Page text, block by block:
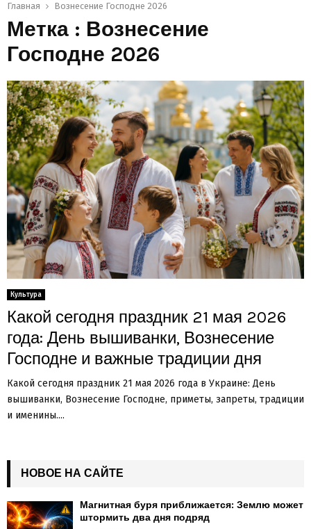
Главная Вознесение Господне 2026
Метка : Вознесение
Господне 2026
Культура
Какой сегодня праздник 21 мая 2026
года: День вышиванки, Вознесение
Господне и важные традиции дня
Какой сегодня праздник 21 мая 2026 года в Украине: День
вышиванки, Вознесение Господне, приметы, запреты, традиции
и именины....
НОВОЕ НА САЙТЕ
Магнитная буря приближается: Землю может
штормить два дня подряд